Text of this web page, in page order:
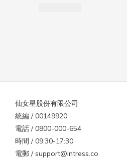
仙女星股份有限公司
統編 / 00149920
電話 / 0800-000-654
時間 / 09:30-17:30
電郵 / support@intress.co